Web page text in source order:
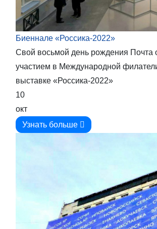
Биеннале «Россика-2022»
Свой восьмой день рождения Почта
участием в Международной
выставке «Россика-2022»
10
окт
Узнать больше